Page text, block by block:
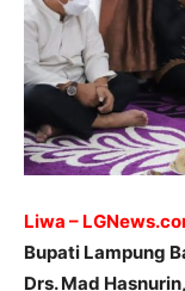
Liwa –
Bupati Lampung
Drs. Mad